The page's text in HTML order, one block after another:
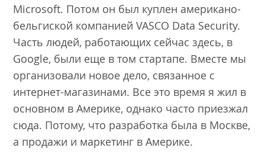
Microsoft. Потом он был куплен американо-
бельгиской компанией VASCO Data Security.
Часть людей, работающих сейчас здесь, в
Google, были еще в том стартапе. Вместе мы
организовали новое дело, связанное с
интернет-магазинами. Все это время я жил в
основном в Америке, однако часто приезжал
сюда. Потому, что разработка была в Москве,
а продажи и маркетинг в Америке.